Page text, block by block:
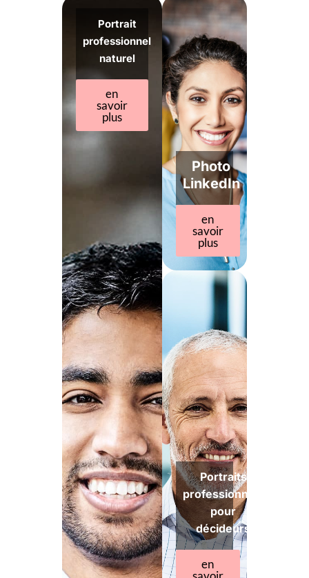
Portrait
professionnel
naturel
en
savoir
plus
Photo
LinkedIn
en
savoir
plus
Portraits
professionnels
pour
décideurs
en